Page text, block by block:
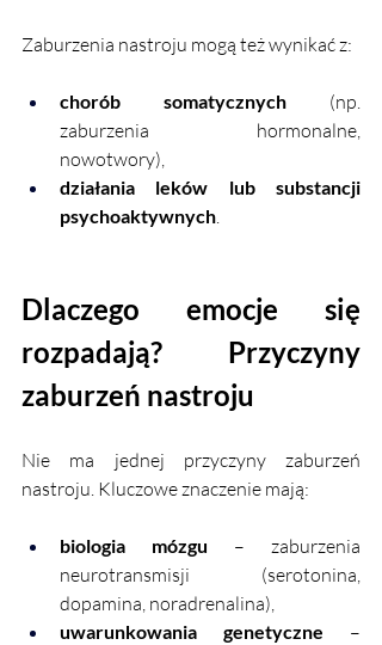
Zaburzenia nastroju mogą też wynikać z:
chorób somatycznych (np.
zaburzenia hormonalne,
nowotwory),
działania leków lub substancji
psychoaktywnych
Dlaczego emocje się
rozpadają? Przyczyny
zaburzeń nastroju
Nie ma jednej przyczyny zaburzeń
nastroju. Kluczowe znaczenie mają:
biologia mózgu – zaburzenia
neurotransmisji (serotonina,
dopamina, noradrenalina),
uwarunkowania genetyczne –